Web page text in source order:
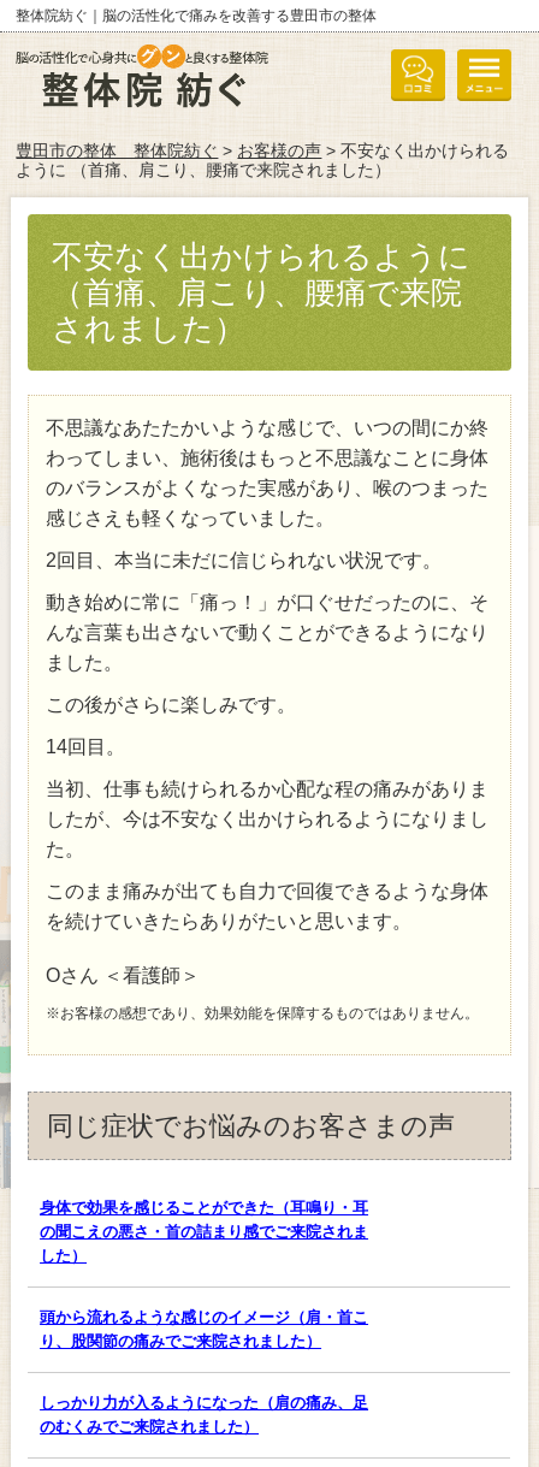
整体院紡ぐ｜脳の活性化で痛みを改善する豊田市の整体
豊田市の整体 整体院紡ぐ > お客様の声 > 不安なく出かけられる
ように （首痛、肩こり、腰痛で来院されました）
不安なく出かけられるように
（首痛、肩こり、腰痛で来院
されました）
不思議なあたたかいような感じで、いつの間にか終
わってしまい、施術後はもっと不思議なことに身体
のバランスがよくなった実感があり、喉のつまった
感じさえも軽くなっていました。
2回目、本当に未だに信じられない状況です。
動き始めに常に「痛っ！」が口ぐせだったのに、そ
んな言葉も出さないで動くことができるようになり
ました。
この後がさらに楽しみです。
14回目。
当初、仕事も続けられるか心配な程の痛みがありま
したが、今は不安なく出かけられるようになりまし
た。
このまま痛みが出ても自力で回復できるような身体
を続けていきたらありがたいと思います。
Oさん ＜看護師＞
※お客様の感想であり、効果効能を保障するものではありません。
同じ症状でお悩みのお客さまの声
身体で効果を感じることができた（耳鳴り・耳
の聞こえの悪さ・首の詰まり感でご来院されま
した）
頭から流れるような感じのイメージ（肩・首こ
り、股関節の痛みでご来院されました）
しっかり力が入るようになった（肩の痛み、足
のむくみでご来院されました）